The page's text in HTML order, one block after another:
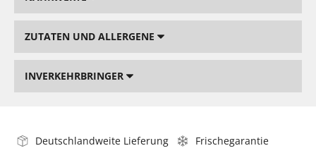
ZUTATEN UND ALLERGENE
INVERKEHRBRINGER
Deutschlandweite Lieferung
Frischegarantie